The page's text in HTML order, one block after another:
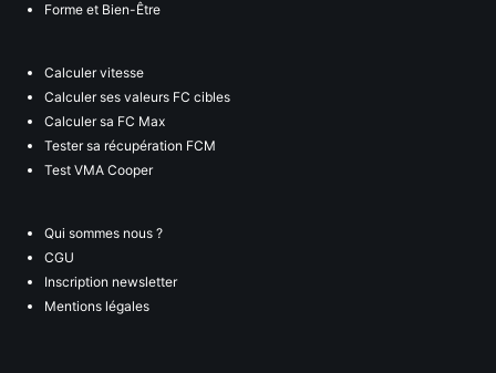
Forme et Bien-Être
Calculer vitesse
Calculer ses valeurs FC cibles
Calculer sa FC Max
Tester sa récupération FCM
Test VMA Cooper
Qui sommes nous ?
CGU
Inscription newsletter
Mentions légales